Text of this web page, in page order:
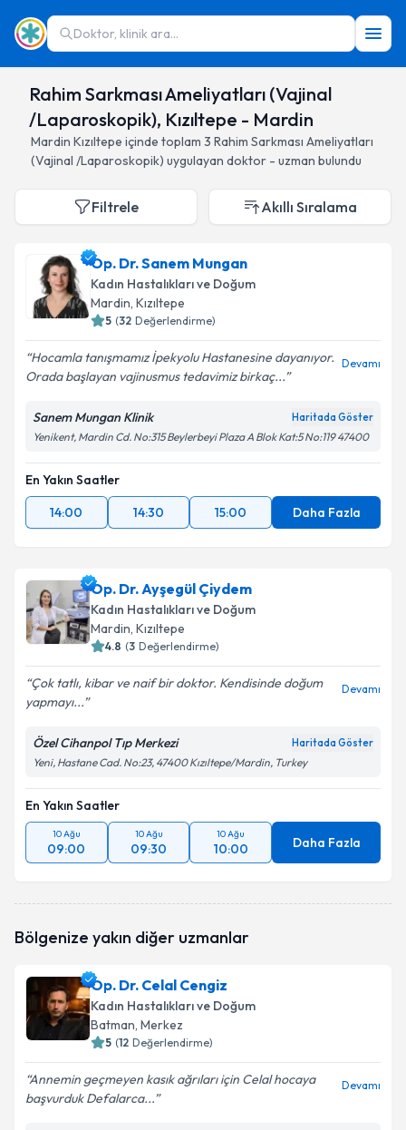
Doktor, klinik ara...
Rahim Sarkması Ameliyatları (Vajinal
/Laparoskopik), Kızıltepe - Mardin
Mardin Kızıltepe içinde toplam 3 Rahim Sarkması Ameliyatları
(Vajinal /Laparoskopik) uygulayan doktor - uzman bulundu
Filtrele Akıllı Sıralama
Op. Dr. Sanem Mungan
Kadın Hastalıkları ve Doğum
Mardin, Kızıltepe
5 (32 Değerlendirme)
Hocamla tanışmamız İpekyolu Hastanesine dayanıyor.
Orada başlayan vajinusmus tedavimiz birkaç...
Devamı
Sanem Mungan Klinik Haritada Göster
Yenikent, Mardin Cd. No:315 Beylerbeyi Plaza A Blok Kat:5 No:119 47400
En Yakın Saatler
14:00
14:30 15:00 Daha Fazla
Op. Dr. Ayşegül Çiydem
Kadın Hastalıkları ve Doğum
Mardin, Kızıltepe
4.8 (3 Değerlendirme)
Çok tatlı, kibar ve naif bir doktor. Kendisinde doğum
yapmayı...
Devamı
Özel Cihanpol Tıp Merkezi Haritada Göster
Yeni, Hastane Cad. No:23, 47400 Kızıltepe/Mardin, Turkey
En Yakın Saatler
10 Ağu
09:00
10 Ağu
09:30
10 Ağu
10:00 Daha Fazla
Bölgenize yakın diğer uzmanlar
Op. Dr. Celal Cengiz
Kadın Hastalıkları ve Doğum
Batman, Merkez
5 (12 Değerlendirme)
Annemin geçmeyen kasık ağrıları için Celal hocaya
başvurduk Defalarca...
Devamı